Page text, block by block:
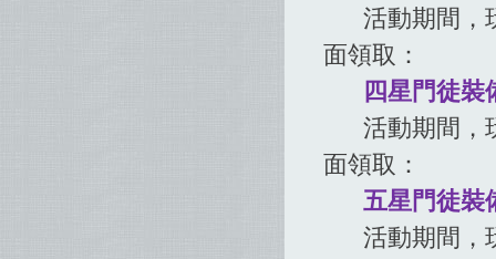
活動期間，
面領取：
四星門徒
活動期間，
面領取：
五星門徒裝
活動期間，